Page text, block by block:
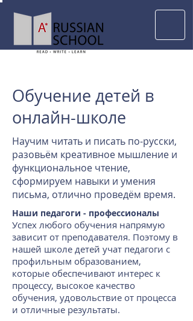
Обучение детей в
онлайн-школе
Научим читать и писать по-русски,
разовьём креативное мышление и
функциональное чтение,
сформируем навыки и умения
письма, отлично проведём время.
Наши педагоги - профессионалы
Успех любого обучения напрямую
зависит от преподавателя. Поэтому в
нашей школе детей учат педагоги с
профильным образованием,
которые обеспечивают интерес к
процессу, высокое качество
обучения, удовольствие от процесса
и отличные результаты.